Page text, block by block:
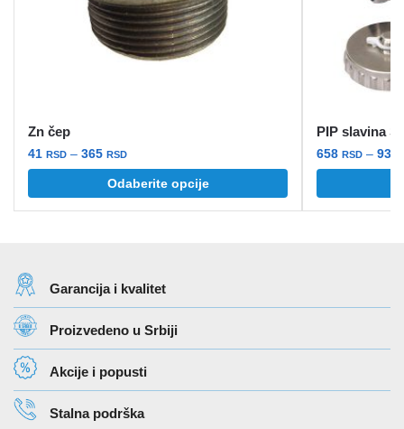
Zn čep
41 RSD – 365 RSDRaspon
cena:
od
41 rsd
Odaberite opcije
varijanti.
Opcije
mogu
biti
izabrane
na
stranici
proizvoda.
PIP slavina
658 RSD – 932
Garancija i kvalitet
Proizvedeno u Srbiji
Akcije i popusti
Stalna podrška